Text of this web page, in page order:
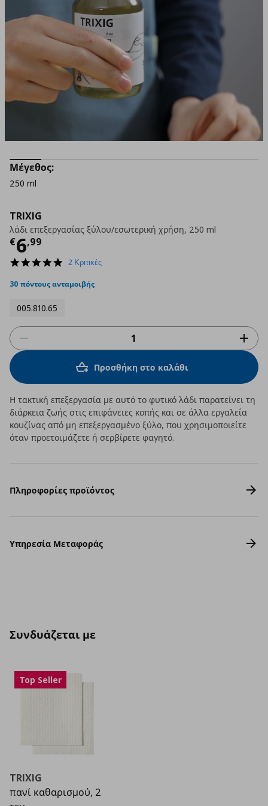
TRIXIG
λάδι επεξεργασίας ξύλου/εσωτερική χρήση, 250 ml
€6,99
Τρέχουσα τιμή
5.0
rating
2 Κριτικές
30 πόντους ανταμοιβής
005.810.65
Μέγεθος:
250 ml
Προσθήκη στο καλάθι
Η τακτική επεξεργασία με αυτό το φυτικό λάδι παρατείνει τη
διάρκεια ζωής στις επιφάνειες κοπής και σε άλλα εργαλεία
κουζίνας από μη επεξεργασμένο ξύλο, που χρησιμοποιείτε
όταν προετοιμάζετε ή σερβίρετε φαγητό.
Πληροφορίες προϊόντος
Υπηρεσία Μεταφοράς
Συνδυάζεται με
Top Seller
TRIXIG
πανί καθαρισμού, 2